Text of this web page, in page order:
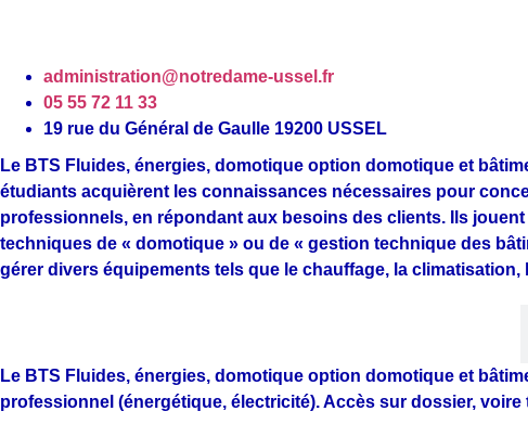
administration@notredame-ussel.fr
05 55 72 11 33
19 rue du Général de Gaulle 19200 USSEL
Le BTS Fluides, énergies, domotique option domotique et
étudiants acquièrent les connaissances nécessaires pour
professionnels, en répondant aux besoins des clients. Ils
techniques de « domotique » ou de « gestion technique des
gérer divers équipements tels que le chauffage, la climatisation,
Le BTS Fluides, énergies, domotique option domotique et
professionnel (énergétique, électricité). Accès sur dossier, voire